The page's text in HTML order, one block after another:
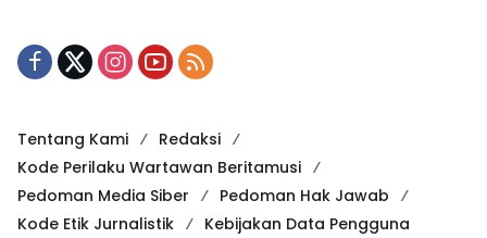
Tentang Kami
Redaksi
Kode Perilaku Wartawan Beritamusi
Pedoman Media Siber
Pedoman Hak Jawab
Kode Etik Jurnalistik
Kebijakan Data Pengguna